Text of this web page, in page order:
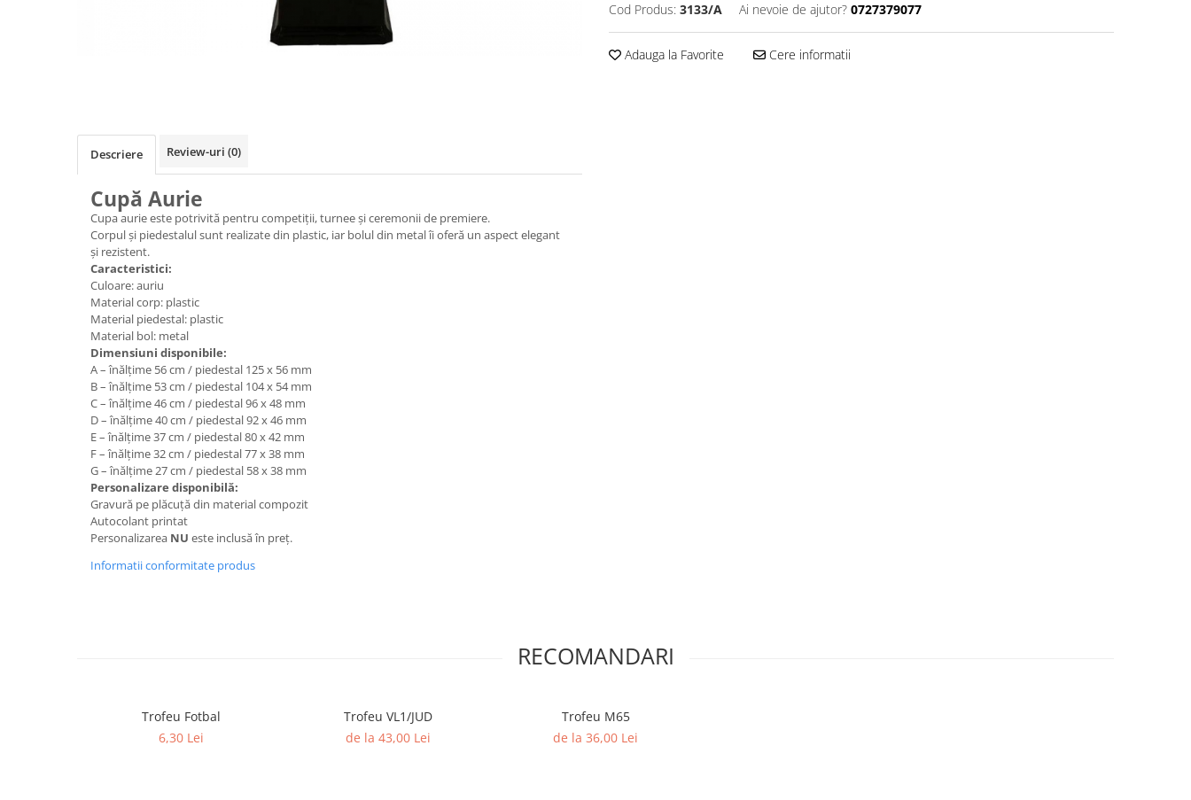
Medalii Tematice
Medalii Non-Tematice
Accesorii Medalii
Snur Medalie
Medalii Personalizate
Personalizari Medalii
Suport medalii
Trofee Rasina
Trofee Metalice
Accesorii Trofee
Personalizari Trofee
Cod Produs: 3133/A Ai nevoie de ajutor? 0727379077
Adauga la Favorite Cere informatii
Descriere Review-uri (0)
Cupă Aurie
Cupa aurie este potrivită pentru competiții, turnee și ceremonii de premiere.
Corpul și piedestalul sunt realizate din plastic, iar bolul din metal îi oferă un aspect elegant
și rezistent.
Caracteristici:
Culoare: auriu
Material corp: plastic
Material piedestal: plastic
Material bol: metal
Dimensiuni disponibile:
A – înălțime 56 cm / piedestal 125 x 56 mm
B – înălțime 53 cm / piedestal 104 x 54 mm
C – înălțime 46 cm / piedestal 96 x 48 mm
D – înălțime 40 cm / piedestal 92 x 46 mm
E – înălțime 37 cm / piedestal 80 x 42 mm
F – înălțime 32 cm / piedestal 77 x 38 mm
G – înălțime 27 cm / piedestal 58 x 38 mm
Personalizare disponibilă:
Gravură pe plăcuță din material compozit
Autocolant printat
Personalizarea NU este inclusă în preț.
Informatii conformitate produs
RECOMANDARI
Trofeu Fotbal
6,30 Lei
Trofeu VL1/JUD
de la 43,00 Lei
Trofeu M65
de la 36,00 Lei